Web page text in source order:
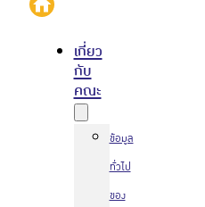
เกี่ยว
กับ
คณะ
ข้อมูล
ทั่วไป
ของ